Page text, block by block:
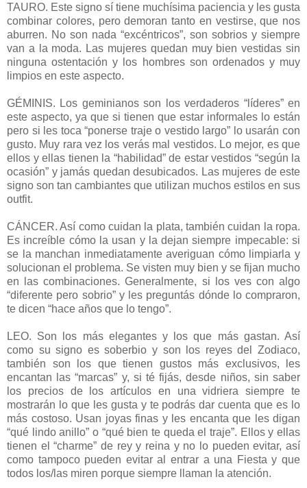
TAURO. Este signo sí tiene muchísima paciencia y les gusta
combinar colores, pero demoran tanto en vestirse, que nos
aburren. No son nada “excéntricos”, son sobrios y siempre
van a la moda. Las mujeres quedan muy bien vestidas sin
ninguna ostentación y los hombres son ordenados y muy
limpios en este aspecto.
GÉMINIS. Los geminianos son los verdaderos “líderes” en
este aspecto, ya que si tienen que estar informales lo están
pero si les toca “ponerse traje o vestido largo” lo usarán con
gusto. Muy rara vez los verás mal vestidos. Lo mejor, es que
ellos y ellas tienen la “habilidad” de estar vestidos “según la
ocasión” y jamás quedan desubicados. Las mujeres de este
signo son tan cambiantes que utilizan muchos estilos en sus
outfit.
CÁNCER. Así como cuidan la plata, también cuidan la ropa.
Es increíble cómo la usan y la dejan siempre impecable: si
se la manchan inmediatamente averiguan cómo limpiarla y
solucionan el problema. Se visten muy bien y se fijan mucho
en las combinaciones. Generalmente, si los ves con algo
“diferente pero sobrio” y les preguntás dónde lo compraron,
te dicen “hace años que lo tengo”.
LEO. Son los más elegantes y los que más gastan. Así
como su signo es soberbio y son los reyes del Zodiaco,
también son los que tienen gustos más exclusivos, les
encantan las “marcas” y, si té fijás, desde niños, sin saber
los precios de los artículos en una vidriera siempre te
mostrarán lo que les gusta y te podrás dar cuenta que es lo
más costoso. Usan joyas finas y les encanta que les digan
“qué lindo anillo” o “qué bien te queda el traje”. Ellos y ellas
tienen el “charme” de rey y reina y no lo pueden evitar, así
como tampoco pueden evitar al entrar a una Fiesta y que
todos los/las miren porque siempre llaman la atención.